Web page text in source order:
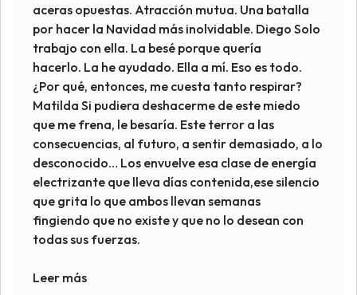
aceras opuestas. Atracción mutua. Una batalla
por hacer la Navidad más inolvidable. Diego Solo
trabajo con ella. La besé porque quería
hacerlo. La he ayudado. Ella a mí. Eso es todo.
¿Por qué, entonces, me cuesta tanto respirar?
Matilda Si pudiera deshacerme de este miedo
que me frena, le besaría. Este terror a las
consecuencias, al futuro, a sentir demasiado, a lo
desconocido… Los envuelve esa clase de energía
electrizante que lleva días contenida,ese silencio
que grita lo que ambos llevan semanas
fingiendo que no existe y que no lo desean con
todas sus fuerzas.
Leer más